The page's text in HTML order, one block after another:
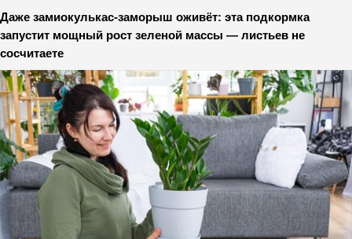
Даже замиокулькас-заморыш оживёт: эта подкормка
запустит мощный рост зеленой массы — листьев не
сосчитаете